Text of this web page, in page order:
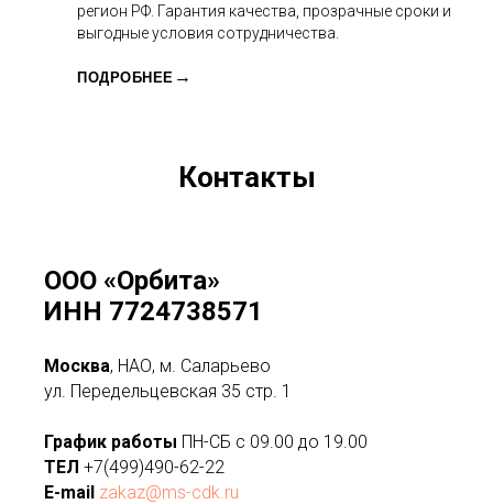
регион РФ. Гарантия качества, прозрачные сроки и
выгодные условия сотрудничества.
ПОДРОБНЕЕ
Контакты
ООО «Орбита»
ИНН 7724738571
Москва, НАО, м. Саларьево
ул. Передельцевская 35 стр. 1
График работы ПН-СБ с 09.00 до 19.00
ТЕЛ +7(499)490-62-22
E-mail zakaz@ms-cdk.ru